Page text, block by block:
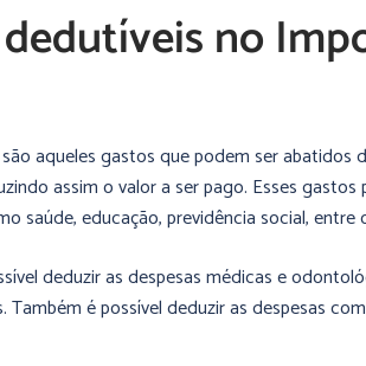
dedutíveis no
aqueles gastos que podem ser abatidos
assim o valor a ser pago. Esses gastos
saúde, educação, previdência social, entre
deduzir as despesas médicas e
é possível deduzir as despesas